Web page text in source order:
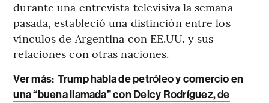
durante una entrevista televisiva la semana
pasada, estableció una distinción entre los
vínculos de Argentina con EE.UU. y sus
relaciones con otras naciones.
Ver más: Trump habla de petróleo y comercio en
una “buena llamada” con Delcy Rodríguez, de